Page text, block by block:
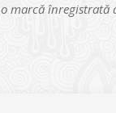
marcă înregistrată